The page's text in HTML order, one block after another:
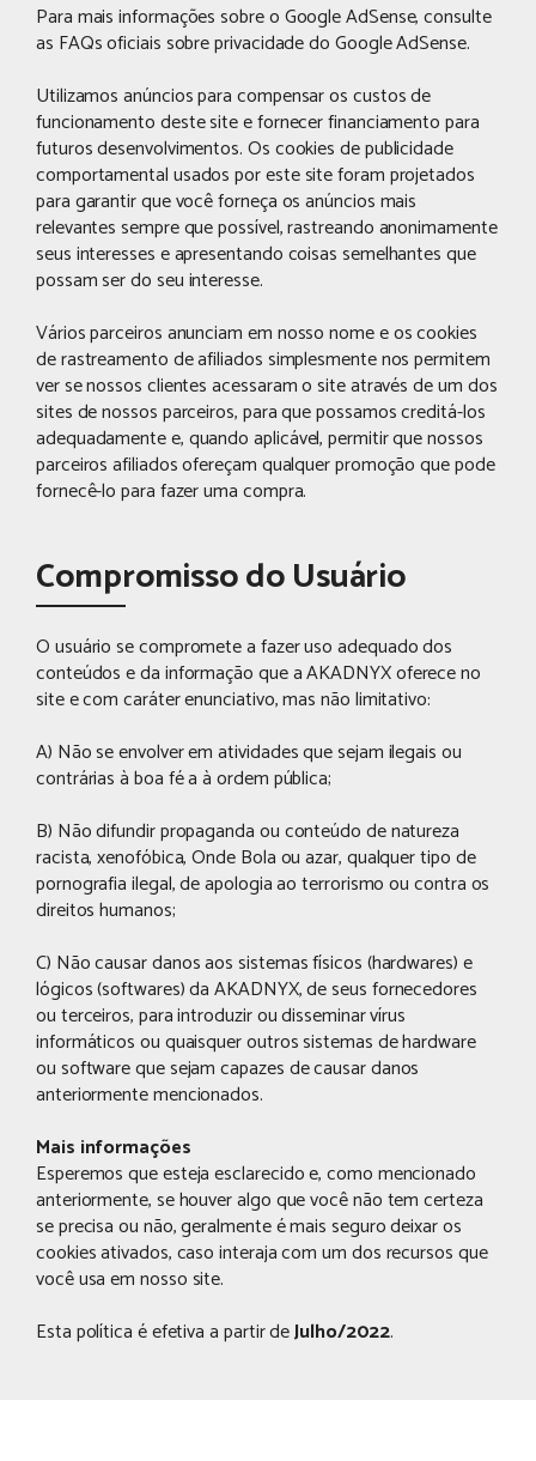
Para mais informações sobre o Google AdSense, consulte
as FAQs oficiais sobre privacidade do Google AdSense.
Utilizamos anúncios para compensar os custos de
funcionamento deste site e fornecer financiamento para
futuros desenvolvimentos. Os cookies de publicidade
comportamental usados ​​por este site foram projetados
para garantir que você forneça os anúncios mais
relevantes sempre que possível, rastreando anonimamente
seus interesses e apresentando coisas semelhantes que
possam ser do seu interesse.
Vários parceiros anunciam em nosso nome e os cookies
de rastreamento de afiliados simplesmente nos permitem
ver se nossos clientes acessaram o site através de um dos
sites de nossos parceiros, para que possamos creditá-los
adequadamente e, quando aplicável, permitir que nossos
parceiros afiliados ofereçam qualquer promoção que pode
fornecê-lo para fazer uma compra.
Compromisso do Usuário
O usuário se compromete a fazer uso adequado dos
conteúdos e da informação que a AKADNYX oferece no
site e com caráter enunciativo, mas não limitativo:
A) Não se envolver em atividades que sejam ilegais ou
contrárias à boa fé a à ordem pública;
B) Não difundir propaganda ou conteúdo de natureza
racista, xenofóbica, Onde Bola ou azar, qualquer tipo de
pornografia ilegal, de apologia ao terrorismo ou contra os
direitos humanos;
C) Não causar danos aos sistemas físicos (hardwares) e
lógicos (softwares) da AKADNYX, de seus fornecedores
ou terceiros, para introduzir ou disseminar vírus
informáticos ou quaisquer outros sistemas de hardware
ou software que sejam capazes de causar danos
anteriormente mencionados.
Mais informações
Esperemos que esteja esclarecido e, como mencionado
anteriormente, se houver algo que você não tem certeza
se precisa ou não, geralmente é mais seguro deixar os
cookies ativados, caso interaja com um dos recursos que
você usa em nosso site.
Esta política é efetiva a partir deJulho/2022.